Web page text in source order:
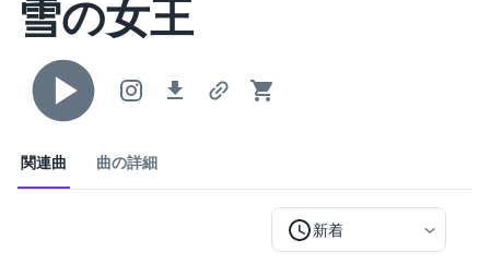
雪の女王
関連曲 曲の詳細
新着